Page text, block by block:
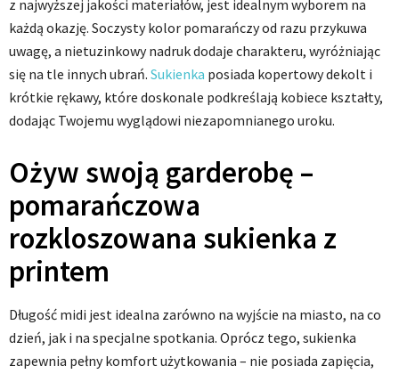
z najwyższej jakości materiałów, jest idealnym wyborem na
każdą okazję. Soczysty kolor pomarańczy od razu przykuwa
uwagę, a nietuzinkowy nadruk dodaje charakteru, wyróżniając
się na tle innych ubrań. Sukienka posiada kopertowy dekolt i
krótkie rękawy, które doskonale podkreślają kobiece kształty,
dodając Twojemu wyglądowi niezapomnianego uroku.
Ożyw swoją garderobę –
pomarańczowa
rozkloszowana sukienka z
printem
Długość midi jest idealna zarówno na wyjście na miasto, na co
dzień, jak i na specjalne spotkania. Oprócz tego, sukienka
zapewnia pełny komfort użytkowania – nie posiada zapięcia,